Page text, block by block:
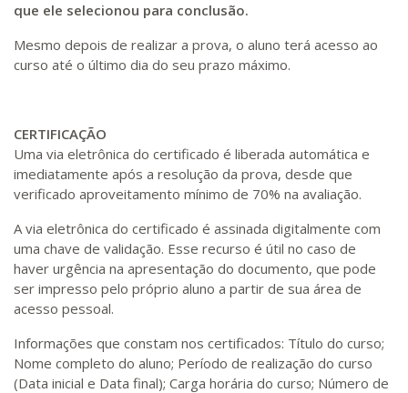
que ele selecionou para conclusão.
Mesmo depois de realizar a prova, o aluno terá acesso ao
curso até o último dia do seu prazo máximo.
CERTIFICAÇÃO
Uma via eletrônica do certificado é liberada automática e
imediatamente após a resolução da prova, desde que
verificado aproveitamento mínimo de 70% na avaliação.
A via eletrônica do certificado é assinada digitalmente com
uma chave de validação. Esse recurso é útil no caso de
haver urgência na apresentação do documento, que pode
ser impresso pelo próprio aluno a partir de sua área de
acesso pessoal.
Informações que constam nos certificados: Título do curso;
Nome completo do aluno; Período de realização do curso
(Data inicial e Data final); Carga horária do curso; Número de